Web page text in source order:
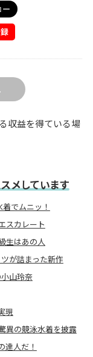
収益を得ている場
メしています
でムニッ！
スカレート
生はあの人
が詰まった新作
山玲奈
現
異の競泳水着を披露
達人だ！